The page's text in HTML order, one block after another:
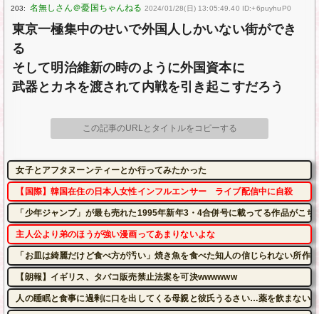
203: 2024/01/28(日) 13:05:49.40 ID:+6puyhuP0
東京一極集中のせいで外国人しかいない街ができ
る
そして明治維新の時のように外国資本に
武器とカネを渡されて内戦を引き起こすだろう
この記事のURLとタイトルをコピーする
女子とアフタヌーンティーとか行ってみたかった
【国際】韓国在住の日本人女性インフルエンサー ライブ配信中に自殺
「少年ジャンプ」が最も売れた1995年新年3・4合併号に載ってる作品がこち
主人公より弟のほうが強い漫画ってあまりないよな
「お皿は綺麗だけど食べ方が汚い」焼き魚を食べた知人の信じられない所
【朗報】イギリス、タバコ販売禁止法案を可決wwwwww
人の睡眠と食事に過剰に口を出してくる母親と彼氏うるさい…薬を飲まない